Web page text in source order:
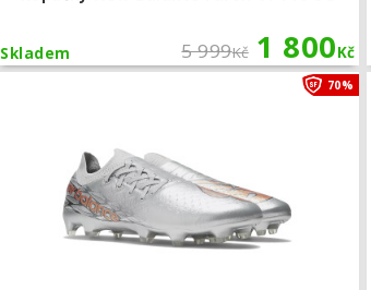
5 999Kč 1 800Kč
Skladem
70%